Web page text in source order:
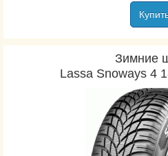
Зимние
Lassa Snoways 4